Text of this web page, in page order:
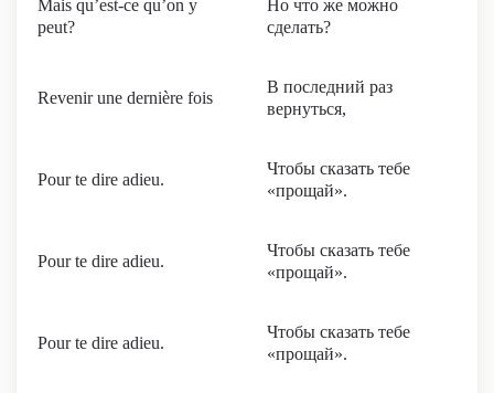
Mais qu’est-ce qu’on y
peut?
Но что же можно
сделать?
Revenir une dernière fois
В последний раз
вернуться,
Pour te dire adieu.
Чтобы сказать тебе
«прощай».
Pour te dire adieu.
Чтобы сказать тебе
«прощай».
Pour te dire adieu.
Чтобы сказать тебе
«прощай».